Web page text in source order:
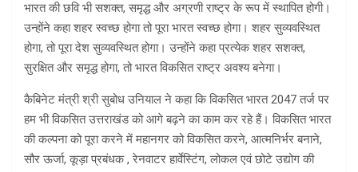
भारत की छवि भी सशक्त, समृद्ध और अग्रणी राष्ट्र के रूप में स्थापित होगी।
उन्होंने कहा शहर स्वच्छ होगा तो पूरा भारत स्वच्छ होगा। शहर सुव्यवस्थित
होगा, तो पूरा देश सुव्यवस्थित होगा। उन्होंने कहा प्रत्येक शहर सशक्त,
सुरक्षित और समृद्ध होगा, तो भारत विकसित राष्ट्र अवश्य बनेगा।
कैबिनेट मंत्री श्री सुबोध उनियाल ने कहा कि विकसित भारत 2047 तर्ज पर
हम भी विकसित उत्तराखंड को आगे बढ़ने का काम कर रहे हैं। विकसित भारत
की कल्पना को पूरा करने में महानगर को विकसित करने, आत्मनिर्भर बनाने,
सौर ऊर्जा, कूड़ा प्रबंधक , रेनवाटर हार्वेस्टिंग, लोकल एवं छोटे उद्योग की